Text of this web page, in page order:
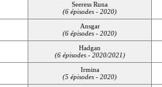
Seeress Runa
(6 épisodes - 2020)
Ansgar
(6 épisodes - 2020)
Hadgan
(6 épisodes - 2020/2021)
Irmina
(5 épisodes - 2020)